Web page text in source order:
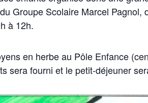
Groupe Scolaire Marcel
à 12h.
en herbe au Pôle Enfance
sera fourni et le petit-déjeuner